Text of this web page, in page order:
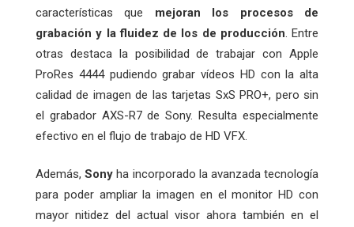
características que mejoran los procesos de
grabación y la fluidez de los de producción . Entre
otras destaca la posibilidad de trabajar con Apple
ProRes 4444 pudiendo grabar vídeos HD con la alta
calidad de imagen de las tarjetas SxS PRO+, pero sin
el grabador AXS-R7 de Sony. Resulta especialmente
efectivo en el flujo de trabajo de HD VFX.
Además,Sony ha incorporado la avanzada tecnología
para poder ampliar la imagen en el monitor HD con
mayor nitidez del actual visor ahora también en el